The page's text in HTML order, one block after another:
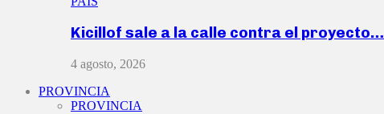
Kicillof sale a la calle contra el proyecto…
4 agosto, 2026
PROVINCIA
PROVINCIA